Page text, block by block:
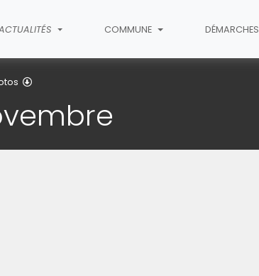
COMMUNE DÉMARCHES